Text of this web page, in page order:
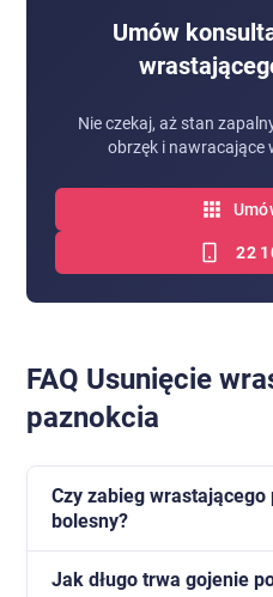
Umów
Nie czekaj, aż stan
obrzęk i nawracające
22
FAQ Usunięcie
paznokcia
Czy zabieg
bolesny?
Zabieg wykonywany jest
Jak długo trwa gojenie